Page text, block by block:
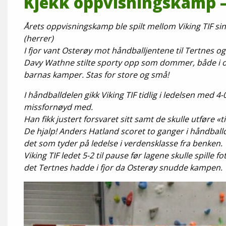
Årets oppvisningskamp ble spilt mellom Viking TIF
(herrer)
I fjor vant Osterøy mot håndballjentene til Tertnes
Davy Wathne stilte sporty opp som dommer, både i
barnas kamper. Stas for store og små!
I håndballdelen gikk Viking TIF tidlig i ledelsen med
missfornøyd med.
Han fikk justert forsvaret sitt samt de skulle utføre
De hjalp! Anders Hatland scoret to ganger i
det som tyder på ledelse i verdensklasse fra benken.
Viking TIF ledet 5-2 til pause før lagene skulle spille
det Tertnes hadde i fjor da Osterøy snudde kampen.